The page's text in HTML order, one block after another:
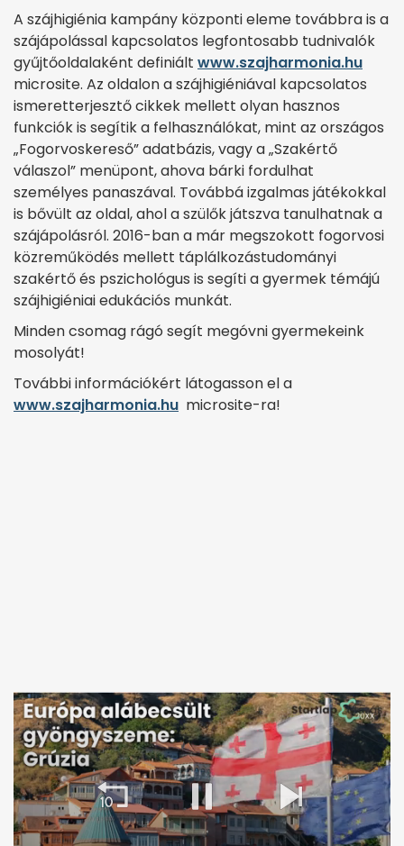
A szájhigiénia kampány központi eleme továbbra is a
szájápolással kapcsolatos legfontosabb tudnivalók
gyűjtőoldalaként definiált www.szajharmonia.hu
microsite. Az oldalon a szájhigiéniával kapcsolatos
ismeretterjesztő cikkek mellett olyan hasznos
funkciók is segítik a felhasználókat, mint az országos
„Fogorvoskereső” adatbázis, vagy a „Szakértő
válaszol” menüpont, ahova bárki fordulhat
személyes panaszával. Továbbá izgalmas játékokkal
is bővült az oldal, ahol a szülők játszva tanulhatnak a
szájápolásról. 2016-ban a már megszokott fogorvosi
közreműködés mellett táplálkozástudományi
szakértő és pszichológus is segíti a gyermek témájú
szájhigiéniai edukációs munkát.
Minden csomag rágó segít megóvni gyermekeink
mosolyát!
További információkért látogasson el a
www.szajharmonia.hu microsite-ra!